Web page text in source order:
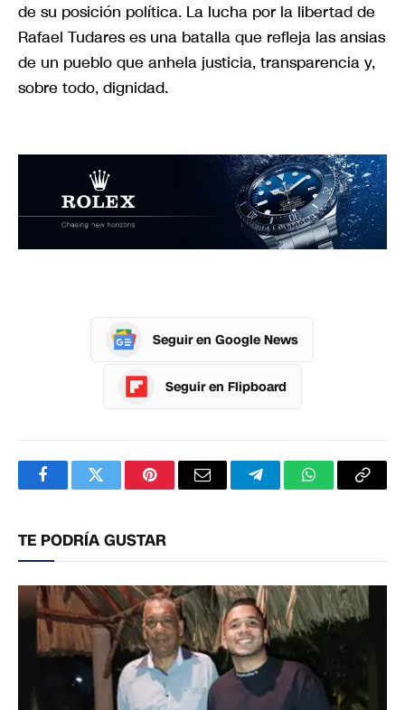
de su posición política. La lucha por la libertad de
Rafael Tudares es una batalla que refleja las ansias
de un pueblo que anhela justicia, transparencia y,
sobre todo, dignidad.
Seguir en Google News
Seguir en Flipboard
FacebookTwitterPinterestCorreoTelegramWhatsApp
TE PODRÍA GUSTAR